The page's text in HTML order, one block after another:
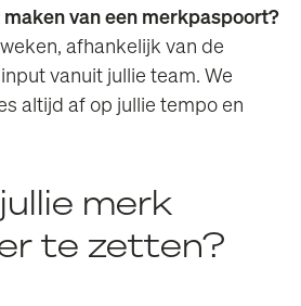
van een merkpaspoort?
afhankelijk van de
vanuit jullie team. We
altijd af op jullie tempo en
merk
te zetten?